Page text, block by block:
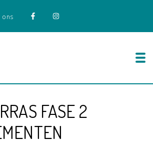
ons
FASE 2